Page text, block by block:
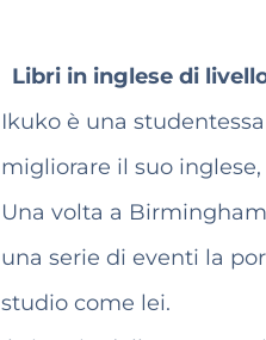
Libri in inglese di
Ikuko è una
migliorare il suo
Una volta a
una serie di eventi la
studio come lei.